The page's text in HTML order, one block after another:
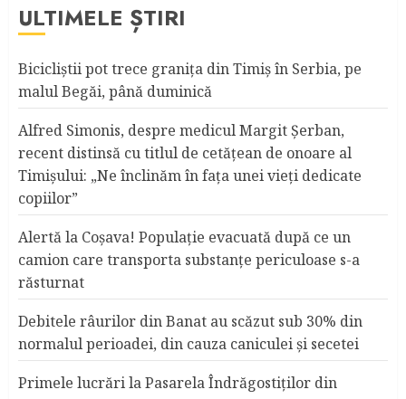
ULTIMELE ȘTIRI
Bicicliştii pot trece graniţa din Timiş în Serbia, pe
malul Begăi, până duminică
Alfred Simonis, despre medicul Margit Şerban,
recent distinsă cu titlul de cetățean de onoare al
Timişului: „Ne înclinăm în fața unei vieți dedicate
copiilor”
Alertă la Coşava! Populaţie evacuată după ce un
camion care transporta substanţe periculoase s-a
răsturnat
Debitele râurilor din Banat au scăzut sub 30% din
normalul perioadei, din cauza caniculei şi secetei
Primele lucrări la Pasarela Îndrăgostiţilor din